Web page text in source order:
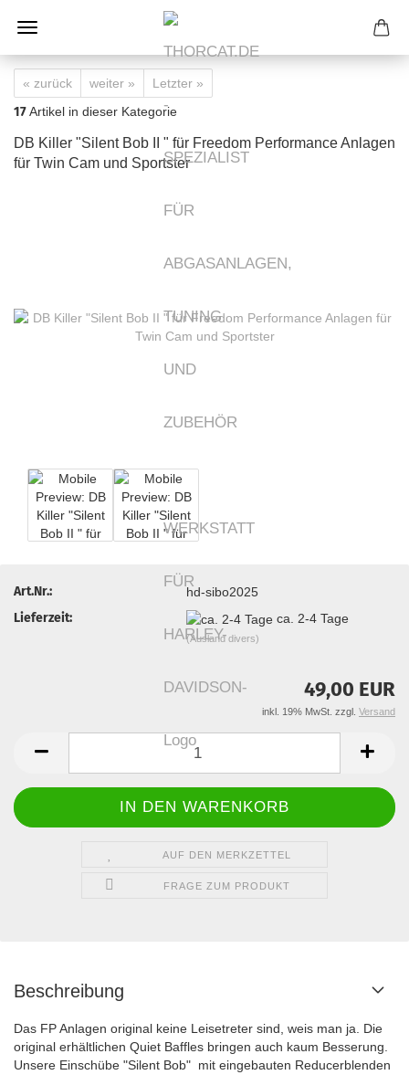
« zurück weiter » Letzter »
17Artikel in dieser Kategorie
DB Killer "Silent Bob II " für Freedom Performance Anlagen
für Twin Cam und Sportster
Art.Nr.: hd-sibo2025
Lieferzeit: ca. 2-4 Tage
(Ausland divers)
49,00 EUR
inkl. 19% MwSt. zzgl. Versand
AUF DEN MERKZETTEL
FRAGE ZUM PRODUKT
Beschreibung
Das FP Anlagen original keine Leisetreter sind, weis man ja. Die
original erhältlichen Quiet Baffles bringen auch kaum Besserung.
Unsere Einschübe "Silent Bob" mit eingebauten Reducerblenden